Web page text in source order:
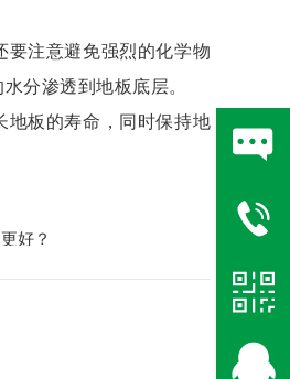
注意避免强烈的化学物
分渗透到地板底层。
板的寿命，同时保持地
好？